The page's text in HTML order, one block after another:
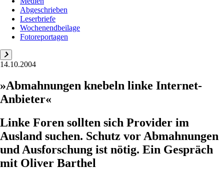
Abgeschrieben
Leserbriefe
Wochenendbeilage
Fotoreportagen
14.10.2004
»Abmahnungen knebeln linke Internet-
Anbieter«
Linke Foren sollten sich Provider im
Ausland suchen. Schutz vor Abmahnungen
und Ausforschung ist nötig. Ein Gespräch
mit Oliver Barthel